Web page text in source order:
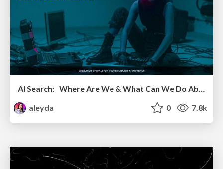
AI Search: Where Are We & What Can We Do About It?
aleyda
0 7.8k